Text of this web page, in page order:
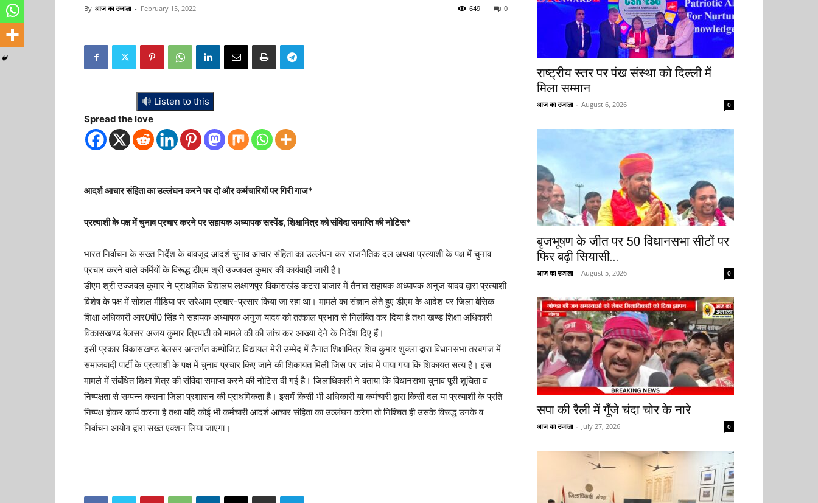
By आज का उजाला - February 15, 2022 0
649
Listen to this
Spread the love
आदर्श आचार संहिता का उल्लंघन करने पर दो और कर्मचारियों पर गिरी गाज*
प्रत्याशी के पक्ष में चुनाव प्रचार करने पर सहायक अध्यापक सस्पेंड, शिक्षामित्र को संविदा समाप्ति की नोटिस*
भारत निर्वाचन के सख्त निर्देश के बावजूद आदर्श चुनाव आचार संहिता का उल्लंघन कर राजनैतिक दल अथवा प्रत्याशी के पक्ष में चुनाव
प्रचार करने वाले कर्मियों के विरूद्ध डीएम श्री उज्जवल कुमार की कार्यवाही जारी है।
डीएम श्री उज्जवल कुमार ने प्राथमिक विद्यालय लक्ष्मणपुर विकासखंड कटरा बाजार में तैनात सहायक अध्यापक अनुज यादव द्वारा प्रत्याशी
विशेष के पक्ष में सोशल मीडिया पर सरेआम प्रचार-प्रसार किया जा रहा था। मामले का संज्ञान लेते हुए डीएम के आदेश पर जिला बेसिक
शिक्षा अधिकारी आर0पी0 सिंह ने सहायक अध्यापक अनुज यादव को तत्काल प्रभाव से निलंबित कर दिया है तथा खण्ड शिक्षा अधिकारी
विकासखण्ड बेलसर अजय कुमार त्रिपाठी को मामले की की जांच कर आख्या देने के निर्देश दिए हैं।
इसी प्रकार विकासखण्ड बेलसर अन्तर्गत कम्पोजिट विद्यायल मेरी उम्मेद में तैनात शिक्षामित्र शिव कुमार शुक्ला द्वारा विधानसभा तरबगंज में
समाजवादी पार्टी के प्रत्याशी के पक्ष में चुनाव प्रचार किए जाने की शिकायत मिली जिस पर जांच में पाया गया कि शिकायत सत्य है। इस
मामले में संबंधित शिक्षा मित्र की संविदा समाप्त करने की नोटिस दी गई है। जिलाधिकारी ने बताया कि विधानसभा चुनाव पूरी शुचिता व
निष्पक्षता से सम्पन्न कराना जिला प्रशासन की प्राथमिकता है। इसमें किसी भी अधिकारी या कर्मचारी द्वारा किसी दल या प्रत्याशी के प्रति
निष्पक्ष होकर कार्य करना है तथा यदि कोई भी कर्मचारी आदर्श आचार संहिता का उल्लंघन करेगा तो निश्चित ही उसके विरूद्ध उनके व
निर्वाचन आयोग द्वारा सख्त एक्शन लिया जाएगा।
राष्ट्रीय स्तर पर पंख संस्था को दिल्ली में
मिला सम्मान
आज का उजाला - August 6, 2026 0
बृजभूषण के जीत पर 50 विधानसभा सीटों पर
फिर बढ़ी सियासी...
आज का उजाला - August 5, 2026 0
सपा की रैली में गूँजे चंदा चोर के नारे
आज का उजाला - July 27, 2026 0